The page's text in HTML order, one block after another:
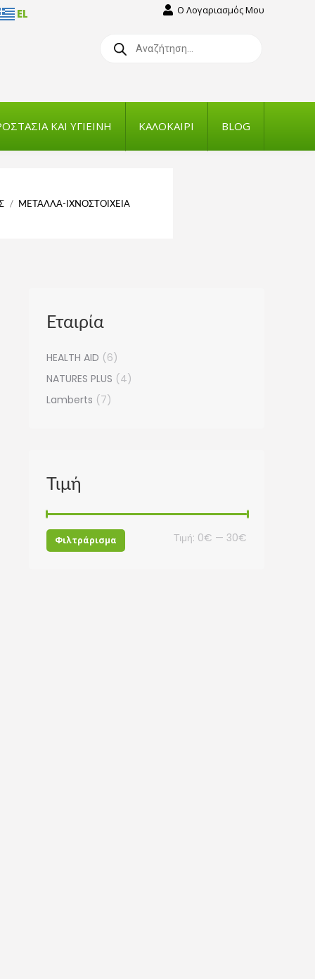
Ο Λογαριασμός Μου
search
ΚΑΙ ΥΓΙΕΙΝΗ ΚΑΛΟΚΑΙΡΙ BLOG
ΜΕΤΑΛΛΑ-ΙΧΝΟΣΤΟΙΧΕΙΑ
Εταιρία
HEALTH AID (6)
NATURES PLUS (4)
Lamberts (7)
Τιμή
Φιλτράρισμα Τιμή: 0€ — 30€
EL